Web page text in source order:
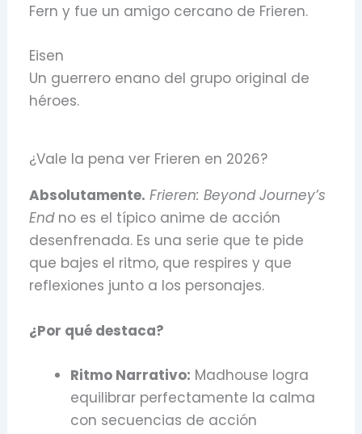
Fern y fue un amigo cercano de Frieren.
Eisen
Un guerrero enano del grupo original de
héroes.
¿Vale la pena ver Frieren en 2026?
Absolutamente. Frieren: Beyond Journey’s
Endno es el típico anime de acción
desenfrenada. Es una serie que te pide
que bajes el ritmo, que respires y que
reflexiones junto a los personajes.
¿Por qué destaca?
Ritmo Narrativo: Madhouse logra
equilibrar perfectamente la calma
con secuencias de acción